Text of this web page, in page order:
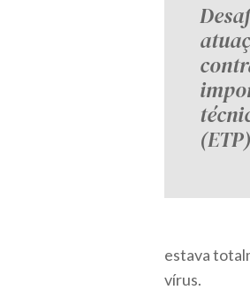
(ETP)
estava
vírus.